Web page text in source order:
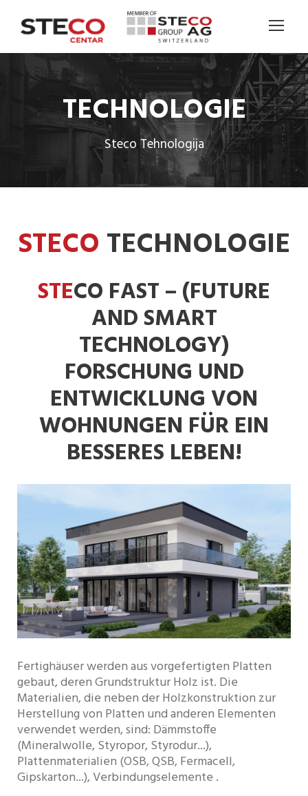
TECHNOLOGIE
Steco Tehnologija
STECO TECHNOLOGIE
STECO FAST – (FUTURE
AND SMART
TECHNOLOGY)
FORSCHUNG UND
ENTWICKLUNG VON
WOHNUNGEN FÜR EIN
BESSERES LEBEN!
Fertighäuser werden aus vorgefertigten Platten
gebaut, deren Grundstruktur Holz ist. Die
Materialien, die neben der Holzkonstruktion zur
Herstellung von Platten und anderen Elementen
verwendet werden, sind: Dämmstoffe
(Mineralwolle, Styropor, Styrodur...),
Plattenmaterialien (OSB, QSB, Fermacell,
Gipskarton...), Verbindungselemente .